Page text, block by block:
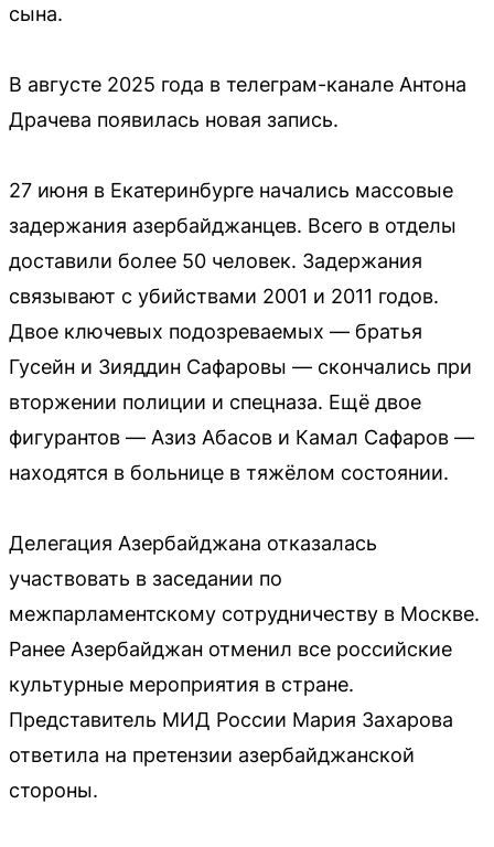
сына.
В августе 2025 года в телеграм-канале Антона
Драчева появилась новая запись.
27 июня в Екатеринбурге начались массовые
задержания азербайджанцев. Всего в отделы
доставили более 50 человек. Задержания
связывают с убийствами 2001 и 2011 годов.
Двое ключевых подозреваемых — братья
Гусейн и Зияддин Сафаровы — скончались при
вторжении полиции и спецназа. Ещё двое
фигурантов — Азиз Абасов и Камал Сафаров —
находятся в больнице в тяжёлом состоянии.
Делегация Азербайджана отказалась
участвовать в заседании по
межпарламентскому сотрудничеству в Москве.
Ранее Азербайджан отменил все российские
культурные мероприятия в стране.
Представитель МИД России Мария Захарова
ответила на претензии азербайджанской
стороны.